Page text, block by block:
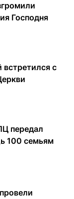
Господня
с
передал
100 семьям